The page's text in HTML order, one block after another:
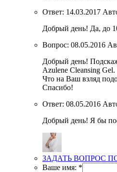
Ответ: 14.03.2017
Добрый день! Да, до
Вопрос: 08.05.2016
Добрый день!
Azulene Cleansing Gel.
Что на Ваш взляд
Спасибо!
Ответ: 08.05.2016
Добрый день! Я бы
ЗАДАТЬ ВОПРОС
Ваше имя: *